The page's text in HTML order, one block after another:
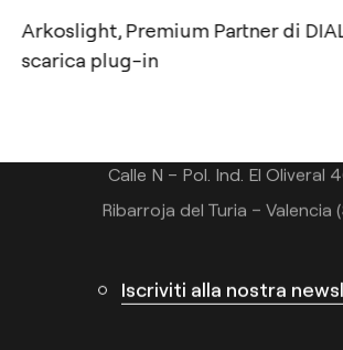
Arkoslight, Premium Partner di
scarica plug-in
Tel.: +34 961 667 207
Calle N – Pol. Ind. El Oliveral
Ribarroja del Turia – Valencia
Iscriviti alla nostra